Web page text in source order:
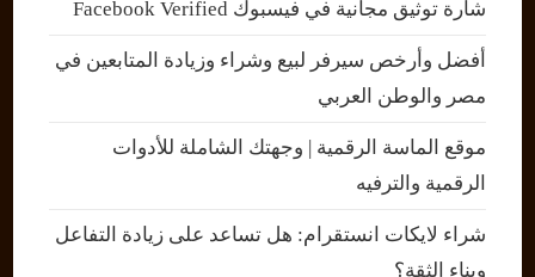
شارة توثيق مجانية في فيسبوك Facebook Verified
أفضل وأرخص سيرفر لبيع وشراء وزيادة المتابعين في
مصر والوطن العربي
موقع الماسة الرقمية | وجهتك الشاملة للأدوات
الرقمية والترفيه
شراء لايكات انستقرام: هل تساعد على زيادة التفاعل
وبناء الثقة؟